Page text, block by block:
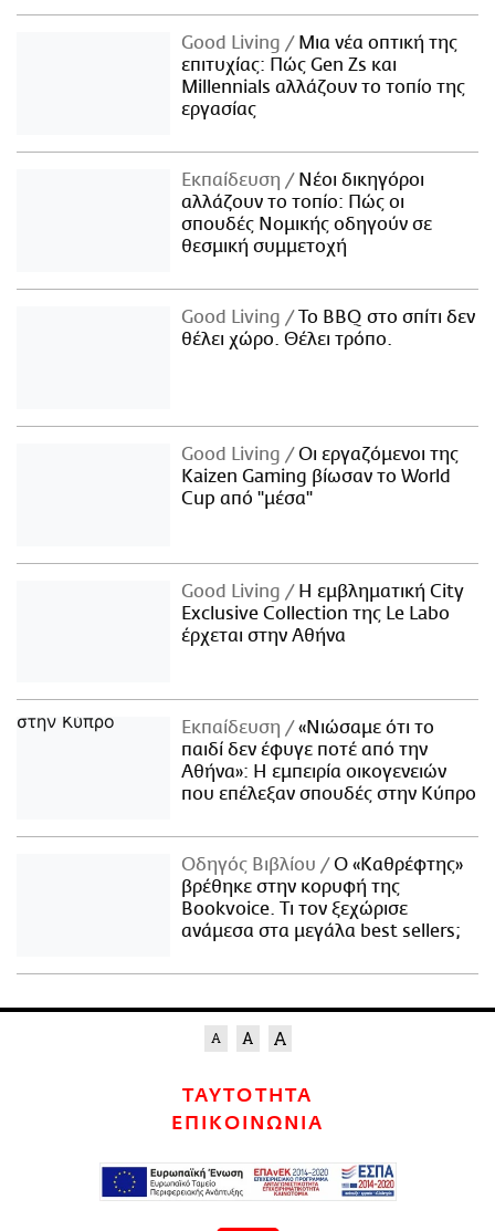
Good Living
Μια νέα οπτική της
επιτυχίας: Πώς Gen Zs και
Millennials αλλάζουν το τοπίο της
εργασίας
Εκπαίδευση
Νέοι δικηγόροι
αλλάζουν το τοπίο: Πώς οι
σπουδές Νομικής οδηγούν σε
θεσμική συμμετοχή
Good Living
Το BBQ στο σπίτι δεν
θέλει χώρο. Θέλει τρόπο.
Good Living
Οι εργαζόμενοι της
Kaizen Gaming βίωσαν το World
Cup από "μέσα"
Good Living
Η εμβληματική City
Exclusive Collection της Le Labo
έρχεται στην Αθήνα
Εκπαίδευση
«Νιώσαμε ότι το
παιδί δεν έφυγε ποτέ από την
Αθήνα»: Η εμπειρία οικογενειών
που επέλεξαν σπουδές στην Κύπρο
Οδηγός Βιβλίου
Ο «Καθρέφτης»
βρέθηκε στην κορυφή της
Bookvoice. Τι τον ξεχώρισε
ανάμεσα στα μεγάλα best sellers;
ΤΑΥΤΟΤΗΤΑ
ΕΠΙΚΟΙΝΩΝΙΑ